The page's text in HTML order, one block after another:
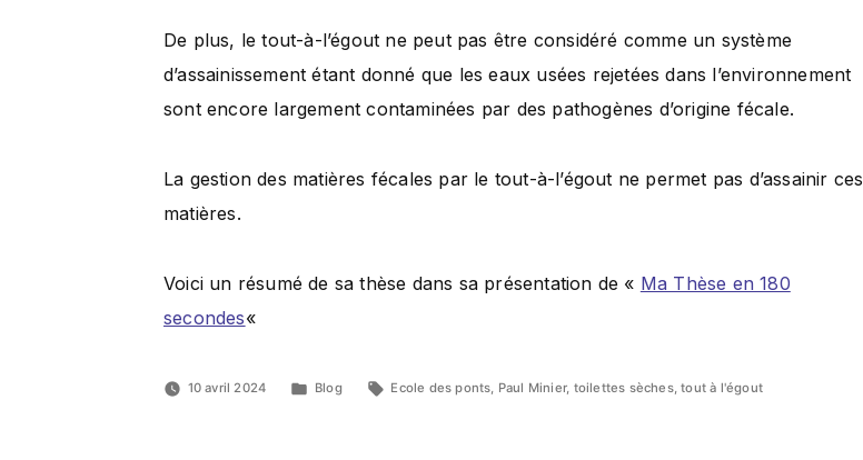
De plus, le tout-à-l’égout ne peut pas être considéré comme un système
d’assainissement étant donné que les eaux usées rejetées dans l’environnement
sont encore largement contaminées par des pathogènes d’origine fécale.
La gestion des matières fécales par le tout-à-l’égout ne permet pas d’assainir ces
matières.
Voici un résumé de sa thèse dans sa présentation de « Ma Thèse en 180
secondes«
10 avril 2024 Blog Ecole des ponts, Paul Minier, toilettes sèches,tout à l'égout